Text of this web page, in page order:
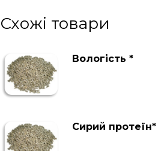
Схожі товари
Вологість *
Сирий протеїн*